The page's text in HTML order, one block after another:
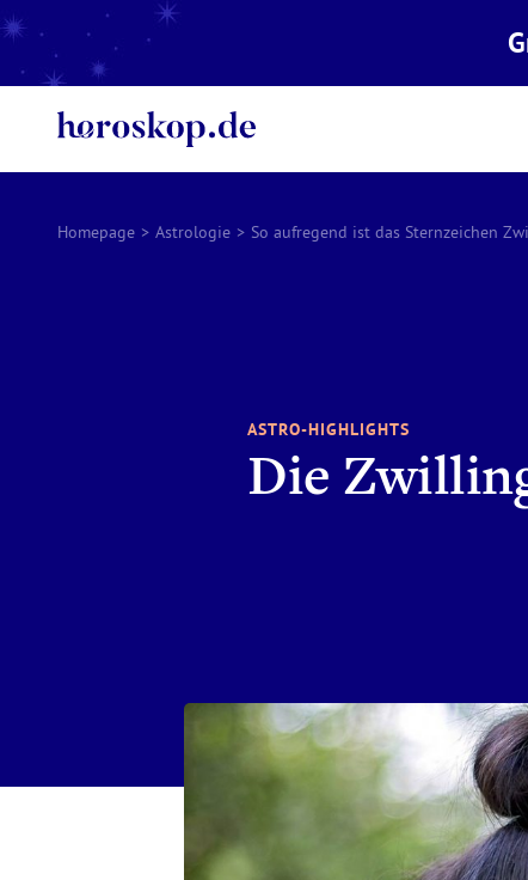
Homepage > Astrologie > So aufregend ist das Sternzeichen
ASTRO-HIGHLIGHTS
Die